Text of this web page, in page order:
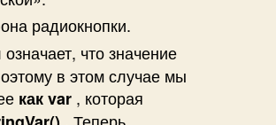
радиокнопки.
означает, что значение
в этом случае мы
как var , которая